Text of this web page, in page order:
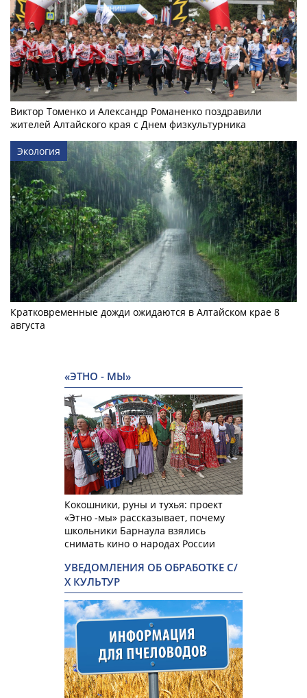
Виктор Томенко и Александр Романенко поздравили
жителей Алтайского края с Днем физкультурника
Экология
Кратковременные дожди ожидаются в Алтайском крае 8
августа
«ЭТНО - МЫ»
Кокошники, руны и тухья: проект
«Этно -мы» рассказывает, почему
школьники Барнаула взялись
снимать кино о народах России
УВЕДОМЛЕНИЯ ОБ ОБРАБОТКЕ С/
Х КУЛЬТУР